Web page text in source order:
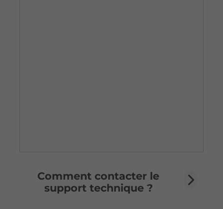
Comment contacter le
support technique ?